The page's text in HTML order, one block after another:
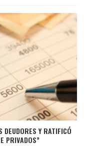
DEUDORES Y RATIFICÓ
PRIVADOS”